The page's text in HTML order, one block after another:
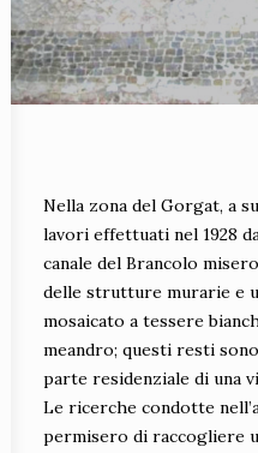
Nella zona del Gorgat, a
lavori effettuati nel 1928
canale del Brancolo
delle strutture murarie e
mosaicato a tessere
meandro; questi resti
parte residenziale di una
Le ricerche condotte
permisero di raccogliere